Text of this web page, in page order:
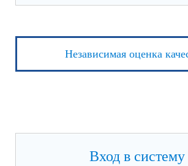
Независимая оценка
Вход в систему